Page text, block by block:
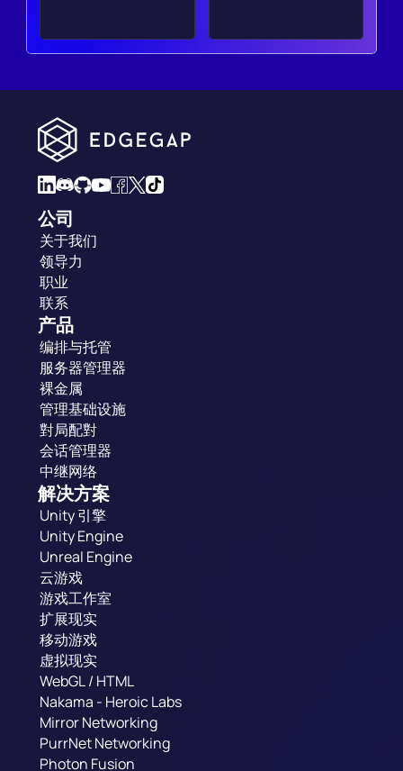
公司
关于我们
领导力
职业
联系
产品
编排与托管
服务器管理器
裸金属
管理基础设施
對局配對
会话管理器
中继网络
解决方案
Unity 引擎
Unity Engine
Unreal Engine
云游戏
游戏工作室
扩展现实
移动游戏
虚拟现实
WebGL / HTML
Nakama - Heroic Labs
Mirror Networking
PurrNet Networking
Photon Fusion